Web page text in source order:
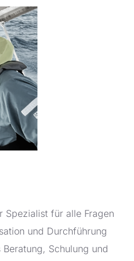
Spezialist für alle Fragen
und Durchführung
Schulung und